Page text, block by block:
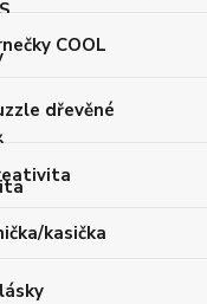
COOL
dřevěné
kasička